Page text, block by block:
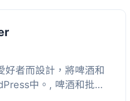
者而設計，將啤酒和
中。, 啤酒和批次